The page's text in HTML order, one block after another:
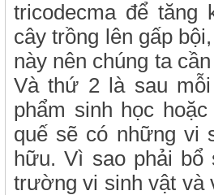
tricodecma để tăng
cây trồng lên gấp
này nên chúng ta
Và thứ 2 là sau
phẩm sinh học
quế sẽ có những vi
hữu. Vì sao phải bổ
trường vi sinh vật và